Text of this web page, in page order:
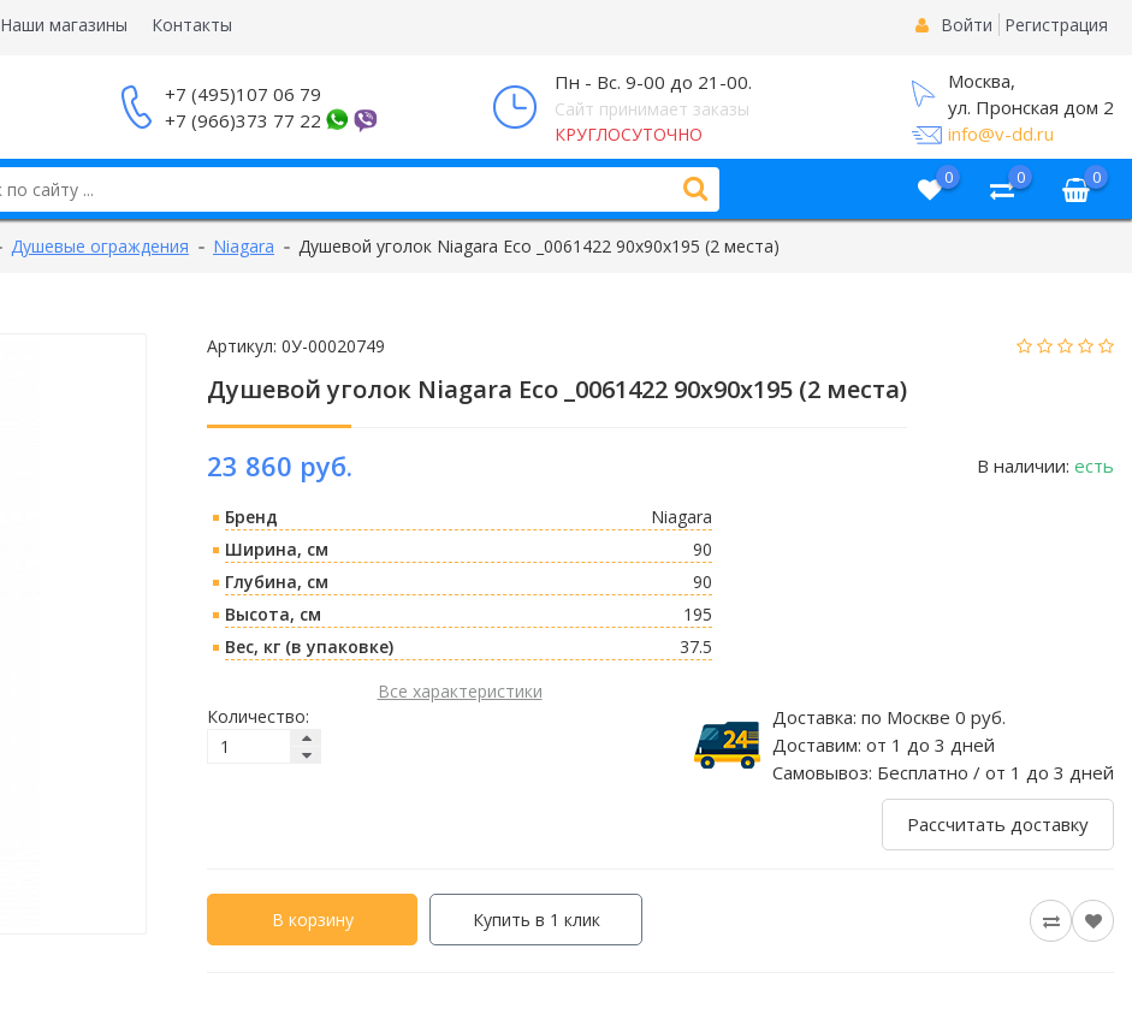
Наши магазины Контакты Войти Регистрация
+7 (495)107 06 79
+7 (966)373 77 22
Пн - Вс. 9-00 до 21-00.
Сайт принимает заказы
КРУГЛОСУТОЧНО
Москва,
ул. Пронская дом 2
info@v-dd.ru
0 0 0
Душевые ограждения Niagara Душевой уголок Niagara Eco _0061422 90х90х195 (2 места)
Артикул: 0У-00020749
Душевой уголок Niagara Eco _0061422 90х90х195 (2 места)
23 860 руб. В наличии: есть
Бренд
Niagara
Ширина, см
90
Глубина, см
90
Высота, см
195
Вес, кг (в упаковке)
37.5
Все характеристики
Количество:
Доставка: по Москве 0 руб.
Доставим: от 1 до 3 дней
Самовывоз: Бесплатно / от 1 до 3 дней
Рассчитать доставку
В корзину Купить в 1 клик